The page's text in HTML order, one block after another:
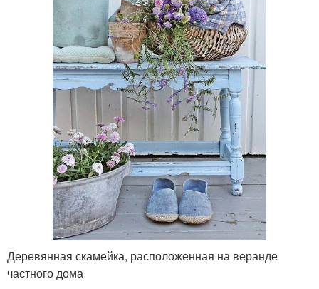
Деревянная скамейка, расположенная на веранде
частного дома